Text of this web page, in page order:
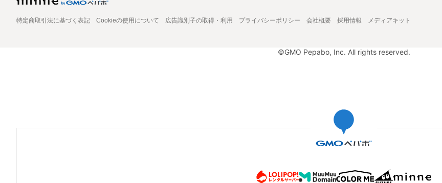
特定商取引法に基づく表記 Cookieの使用について 広告識別子の取得・利用 プライバシーポリシー 会社概要 採用情報 メディアキット
©GMO Pepabo, Inc. All rights reserved.